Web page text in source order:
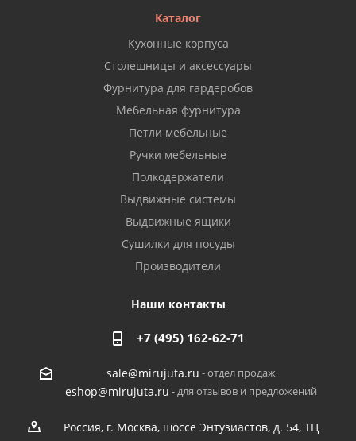
Каталог
Кухонные корпуса
Столешницы и аксессуары
Фурнитура для гардеробов
Мебельная фурнитура
Петли мебельные
Ручки мебельные
Полкодержатели
Выдвижные системы
Выдвижные ящики
Сушилки для посуды
Производители
Наши контакты
+7 (495) 162-62-71
sale@mirujuta.ru - отдел продаж
eshop@mirujuta.ru - для отзывов и предложений
Россия, г. Москва, шоссе Энтузиастов, д. 54, ТЦ